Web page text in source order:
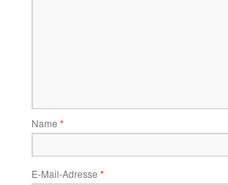
Name *
E-Mail-Adresse *